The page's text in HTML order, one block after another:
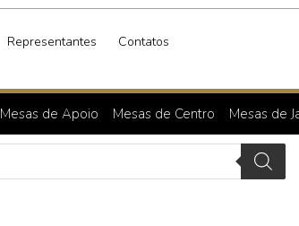
Representantes Contatos
Mesas de Apoio Mesas de Centro Mesas de